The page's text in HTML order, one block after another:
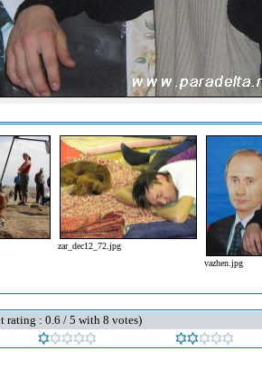
zar_dec12_72.jpg
vazhen.jpg
rating : 0.6 / 5 with 8 votes)